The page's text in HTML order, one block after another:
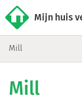
Mijn huis
Mill
Mill